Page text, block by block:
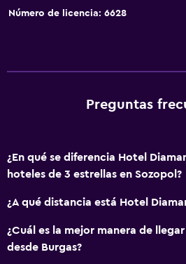
Nevera
Comedor
Habitaciones familiares
Vista al mar
Zona de estar
Piso de parquet o madera noble
Pantuflas
Número de licencia: 6628
Preguntas
¿En qué se diferencia Hotel
hoteles de 3 estrellas en Sozopol?
¿A qué distancia está Hotel
¿Cuál es la mejor manera de
desde Burgas?